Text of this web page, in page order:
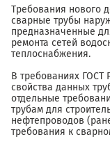
Требования нового
сварные трубы
предназначенные
ремонта сетей
теплоснабжения.
В требованиях ГОСТ
свойства данных
отдельные
трубам для
нефтепроводов
требования к